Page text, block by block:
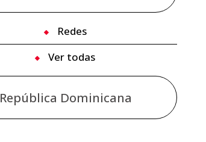
Redes
Ver todas
República Dominicana